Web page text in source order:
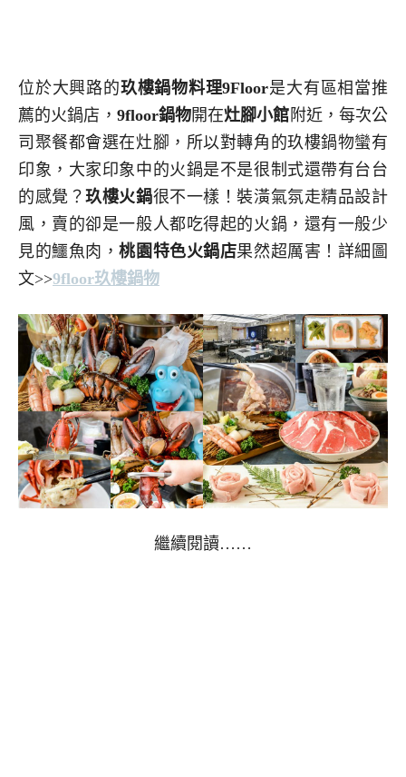
位於大興路的玖樓鍋物料理9Floor是大有區相當推
薦的火鍋店， 9floor鍋物開在灶腳小館 附近，每次公
司聚餐都會選在灶腳，所以對轉角的玖樓鍋物蠻有
印象，大家印象中的火鍋是不是很制式還帶有台台
的感覺？玖樓火鍋很不一樣！裝潢氣氛走精品設計
風，賣的卻是一般人都吃得起的火鍋，還有一般少
見的鱷魚肉，桃園特色火鍋店果然超厲害！ 詳細圖
文>>9floor玖樓鍋物
繼續閱讀……